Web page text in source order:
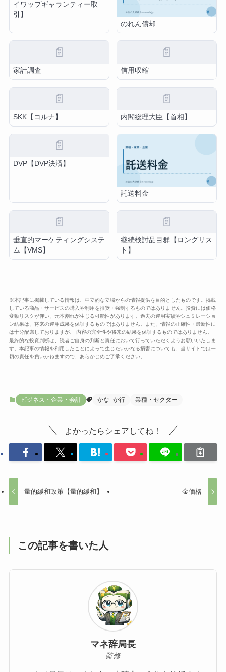
イワップギャランティー取
引】
のれん償却
📄
家計調査
📄
信用収縮
📄
SKK【コルナ】
📄
内閣総理大臣【首相】
📄
DVP【DVP決済】
託送料金
📄
垂直的マーケティングシステ
ム【VMS】
📄
継続検討品目群【ロングリス
ト】
※本記事に掲載している情報は、中立的な立場からの情報提供を目的としたものです。掲載
している商品・サービスの購入や利用を推奨・強制するものではありません。投資には価格
変動リスクが伴い、元本割れが生じる可能性があります。過去の運用実績やシュミレーショ
ン結果は、将来の運用成果を保証するものではありません。また、情報の正確性・最新性に
は十分配慮しておりますが、 内容の完全性や将来の結果を保証するものではありません。
最終的な投資判断は、読者ご自身の判断と責任において行っていただくようお願いいたしま
す。本記事の情報を利用したことによって生じたいかなる損害についても、当サイトでは一
切の責任を負いかねますので、あらかじめご了承ください。
ビジネス・企業・会計 かな_か行 業種・セクター
よかったらシェアしてね！
量的緩和政策【量的緩和】 金価格
この記事を書いた人
マネ辞局長
監修